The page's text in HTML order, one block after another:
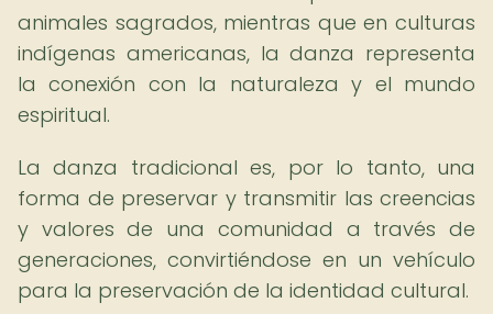
animales sagrados, mientras que en culturas
indígenas americanas, la danza representa
la conexión con la naturaleza y el mundo
espiritual.
La danza tradicional es, por lo tanto, una
forma de preservar y transmitir las creencias
y valores de una comunidad a través de
generaciones, convirtiéndose en un vehículo
para la preservación de la identidad cultural.